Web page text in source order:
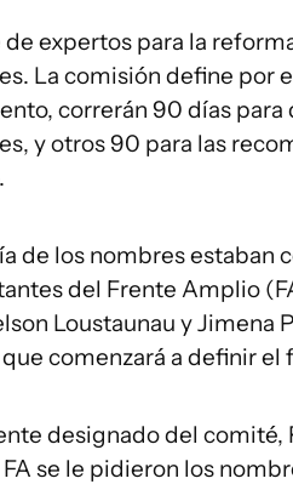
expertos para la
La comisión define por
correrán 90 días
y otros 90 para las
de los nombres estaban
del Frente Amplio
Loustaunau y Jimena
comenzará a definir
designado del comité,
se le pidieron los